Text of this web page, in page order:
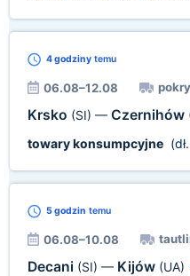
4 godzinytemu
06.08–12.08
Krsko (SI) — Czernihów
towary konsumpcyjne
5 godzin temu
06.08–10.08
Decani (SI) — Kijów (UA)